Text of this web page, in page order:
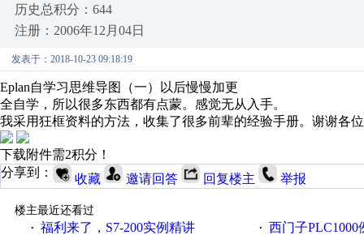
历史总积分：644
注册：2006年12月04日
发表于：2018-10-23 09:18:19
Eplan自学习思维导图（一）以后慢慢加更
全自学，所以很多东西都有点蒙。感觉无从入手。
我采用狂框资料的方法，收集了很多前辈的经验手册。谢谢各
下载附件需2积分！
分享到：
收藏 邀请回答 回复楼主 举报
楼主最近还看过
· 福利来了，S7-200实例精讲 · 西门子PLC1000